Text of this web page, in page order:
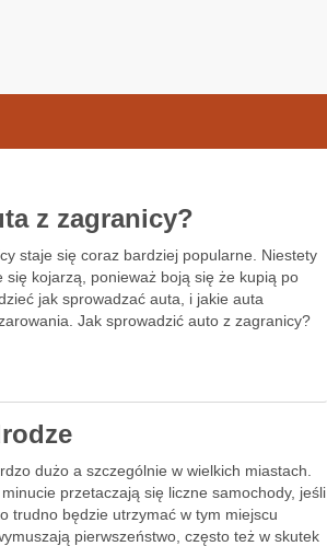
z zagranicy?
staje się coraz bardziej popularne. Niestety
kojarzą, ponieważ boją się że kupią po
jak sprowadzać auta, i jakie auta
Jak sprowadzić auto z zagranicy?
dużo a szczególnie w wielkich miastach.
przetaczają się liczne samochody, jeśli
trudno będzie utrzymać w tym miejscu
pierwszeństwo, często też w skutek